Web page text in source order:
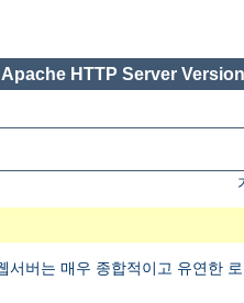
Apache HTTP Server
버는 매우 종합적이고 유연한